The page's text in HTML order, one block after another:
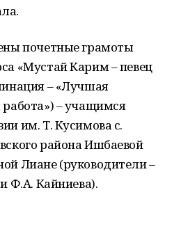
почетные грамоты
«Мустай Карим – певец
– «Лучшая
работа») – учащимся
им. Т. Кусимова с.
района Ишбаевой
Лиане (руководители –
Ф.А. Кайниева).